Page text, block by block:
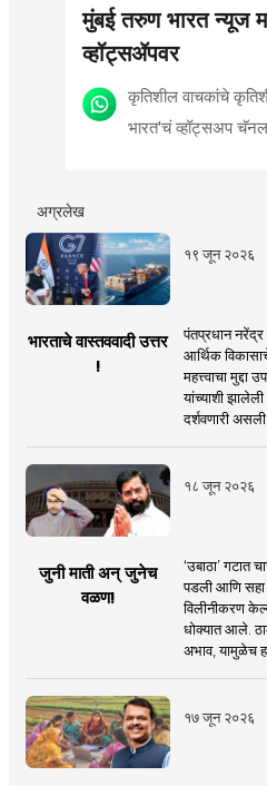
मुंबई तरुण भारत न्यूज
व्हॉट्सॲपवर
कृतिशील वाचकांचे
भारत'चं व्हॉट्सअप
अग्रलेख
१९ जून २०२६
भारताचे वास्तववादी उत्तर
!
पंतप्रधान नरेंद्र
आर्थिक
महत्त्वाचा मुद्दा
यांच्याशी झालेली
दर्शवणारी असली,
१८ जून २०२६
जुनी माती अन् जुनेच
वळण!
‘उबाठा’ गटात
पडली आणि सहा
विलीनीकरण
धोक्यात आले.
अभाव, यामुळेच
१७ जून २०२६